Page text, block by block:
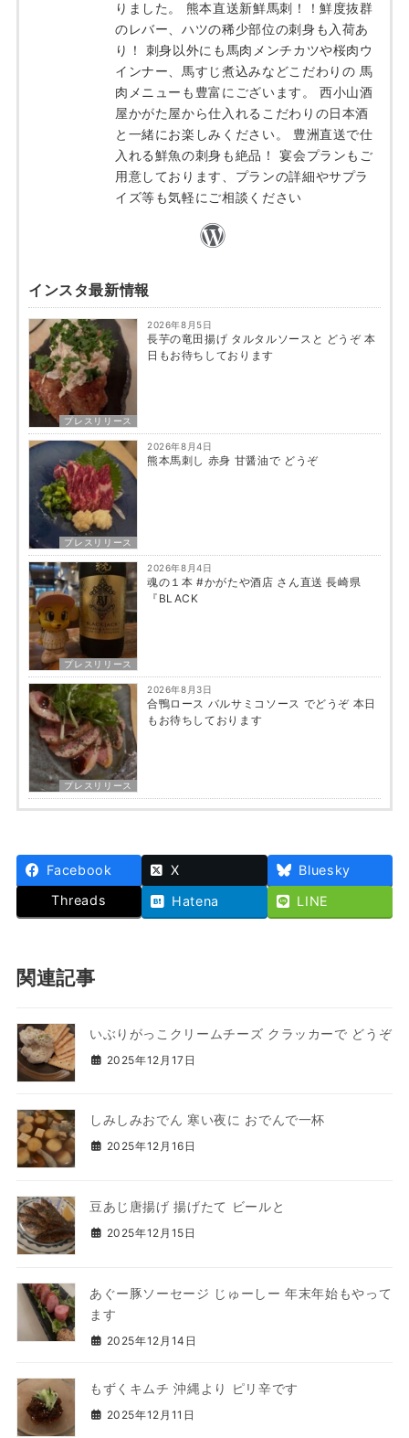
りました。 熊本直送新鮮馬刺！！鮮度抜群
のレバー、ハツの稀少部位の刺身も入荷あ
り！ 刺身以外にも馬肉メンチカツや桜肉ウ
インナー、馬すじ煮込みなどこだわりの 馬
肉メニューも豊富にございます。 西小山酒
屋かがた屋から仕入れるこだわりの日本酒
と一緒にお楽しみください。 豊洲直送で仕
入れる鮮魚の刺身も絶品！ 宴会プランもご
用意しております、プランの詳細やサプラ
イズ等も気軽にご相談ください
インスタ最新情報
プレスリリース
2026年8月5日
長芋の竜田揚げ タルタルソースと どうぞ 本
日もお待ちしております
プレスリリース
2026年8月4日
熊本馬刺し 赤身 甘醤油で どうぞ
プレスリリース
2026年8月4日
魂の１本 #かがたや酒店 さん直送 長崎県
『BLACK
プレスリリース
2026年8月3日
合鴨ロース バルサミコソース でどうぞ 本日
もお待ちしております
Facebook X
Bluesky
Threads
Hatena LINE
関連記事
いぶりがっこクリームチーズ クラッカーで どうぞ
2025年12月17日
しみしみおでん 寒い夜に おでんで一杯
2025年12月16日
豆あじ唐揚げ 揚げたて ビールと
2025年12月15日
あぐー豚ソーセージ じゅーしー 年末年始もやって
ます
2025年12月14日
もずくキムチ 沖縄より ピリ辛です
2025年12月11日